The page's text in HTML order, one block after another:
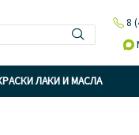
 8

ЛАКИ И МАСЛА